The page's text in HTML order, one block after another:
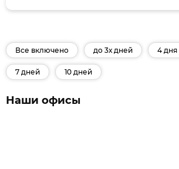
Все включено до 3х дней 4 дня
7 дней 10 дней
Наши офисы